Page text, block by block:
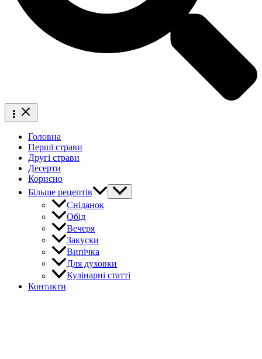
Головна
Перші страви
Другі страви
Десерти
Корисно
Більше рецептів
Сніданок
Обід
Вечеря
Закуски
Випічка
Для духовки
Кулінарні статті
Контакти